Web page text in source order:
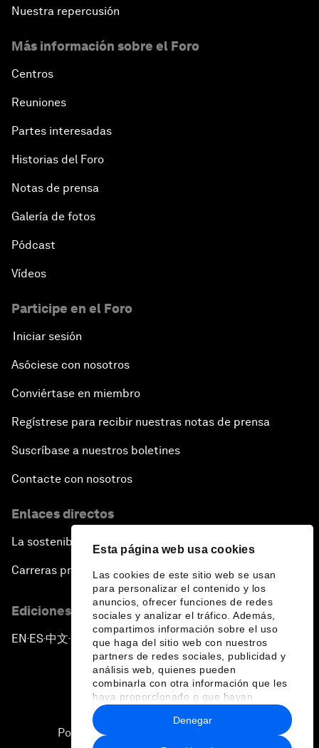
Esta página web usa cookies
Las cookies de este sitio web se usan
para personalizar el contenido y los
anuncios, ofrecer funciones de redes
sociales y analizar el tráfico. Además,
compartimos información sobre el uso
que haga del sitio web con nuestros
partners de redes sociales, publicidad y
análisis web, quienes pueden
combinarla con otra información que les
haya proporcionado o que hayan
recopilado a partir del uso que haya
hecho de sus servicios.
Denegar
Nuestra repercusión
Más información sobre el Foro
Centros
Reuniones
Partes interesadas
Historias del Foro
Notas de prensa
Galería de fotos
Pódcast
Vídeos
Participe en el Foro
Iniciar sesión
Asóciese con nosotros
Conviértase en miembro
Regístrese para recibir nuestras notas de prensa
Suscríbase a nuestros boletines
Contacte con nosotros
Enlaces directos
La sostenibilidad en el Foro
Carreras profesionales
Ediciones en otros idiomas
EN ▪ES▪中文▪ 日本語
Política de privacidad y normas de uso